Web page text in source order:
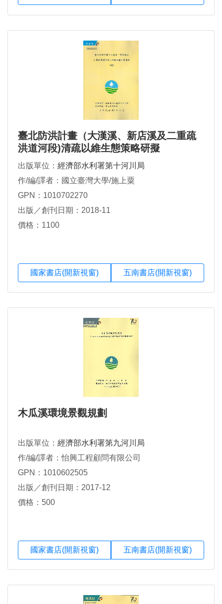
臺北防洪計畫（大漢溪、新店溪及二重疏
洪道河段)清疏以維生態策略研擬
出版單位： 經濟部水利署第十河川局
作/編/譯者：國立臺灣大學/施上粟
GPN：1010702270
出版／創刊日期：2018-11
價格：1100
國家書店(開新視窗) 五南書店(開新視窗)
木瓜溪環境景觀規劃
出版單位： 經濟部水利署第九河川局
作/編/譯者：怡興工程顧問有限公司
GPN：1010602505
出版／創刊日期：2017-12
價格：500
國家書店(開新視窗) 五南書店(開新視窗)